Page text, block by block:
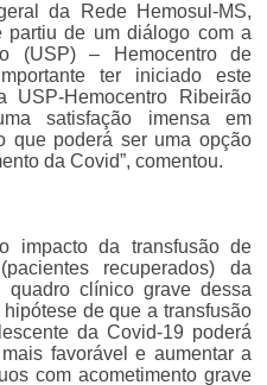
da Rede Hemosul-MS,
de um diálogo com a
(USP) – Hemocentro de
ter iniciado este
Hemocentro Ribeirão
satisfação imensa em
que poderá ser uma opção
da Covid”, comentou.
impacto da transfusão de
recuperados) da
clínico grave dessa
de que a transfusão
da Covid-19 poderá
favorável e aumentar a
com acometimento grave